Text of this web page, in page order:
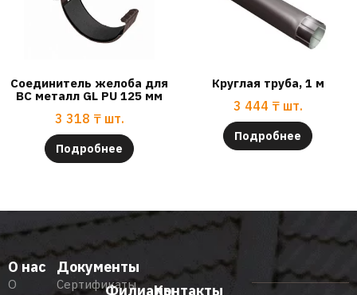
Соединитель желоба для
ВС металл GL PU 125 мм
3 318 ₸ шт.
Подробнее
Круглая труба, 1 м
3 444 ₸ шт.
Подробнее
О нас
О
Документы
СертификатыФилиалыКонтакты